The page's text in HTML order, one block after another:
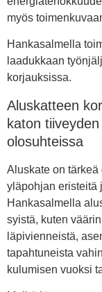
myös
Hankasalmella
laadukkaan
korjauksissa.
Aluskatteen
katon
olosuhteissa
Aluskate on
yläpohjan eristeitä
Hankasalmella
syistä, kuten
läpivienneistä,
tapahtuneista
kulumisen vuoksi